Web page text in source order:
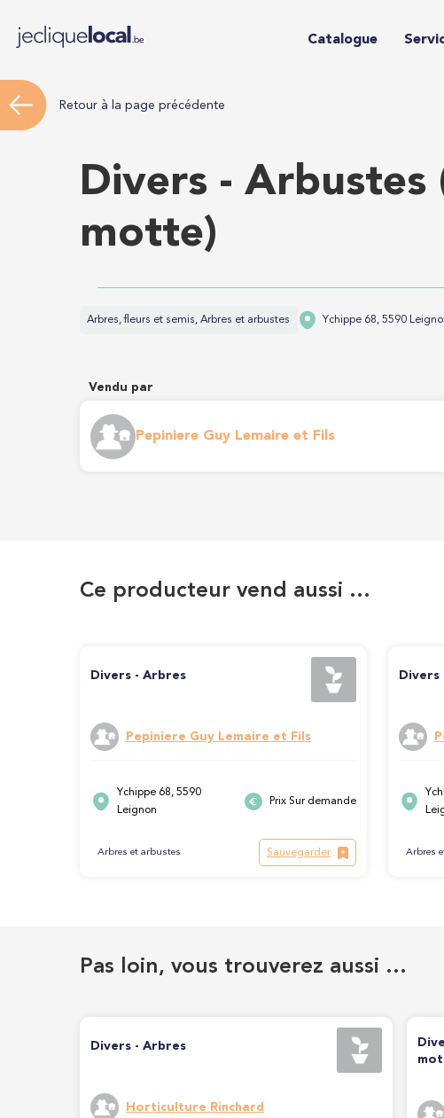
Catalogue
Retour à la page précédente
Divers - Arbustes
motte)
Arbres, fleurs et semis, Arbres et arbustes Ychippe 68, 5590
Vendu par
Pepiniere Guy Lemaire et Fils
Ce producteur vend aussi …
Divers - Arbres
Pepiniere Guy Lemaire et Fils
Ychippe 68, 5590
Leignon
Prix Sur demande
Arbres et arbustes Sauvegarder Arbres
Pas loin, vous trouverez aussi …
Divers - Arbres
Horticulture Rinchard